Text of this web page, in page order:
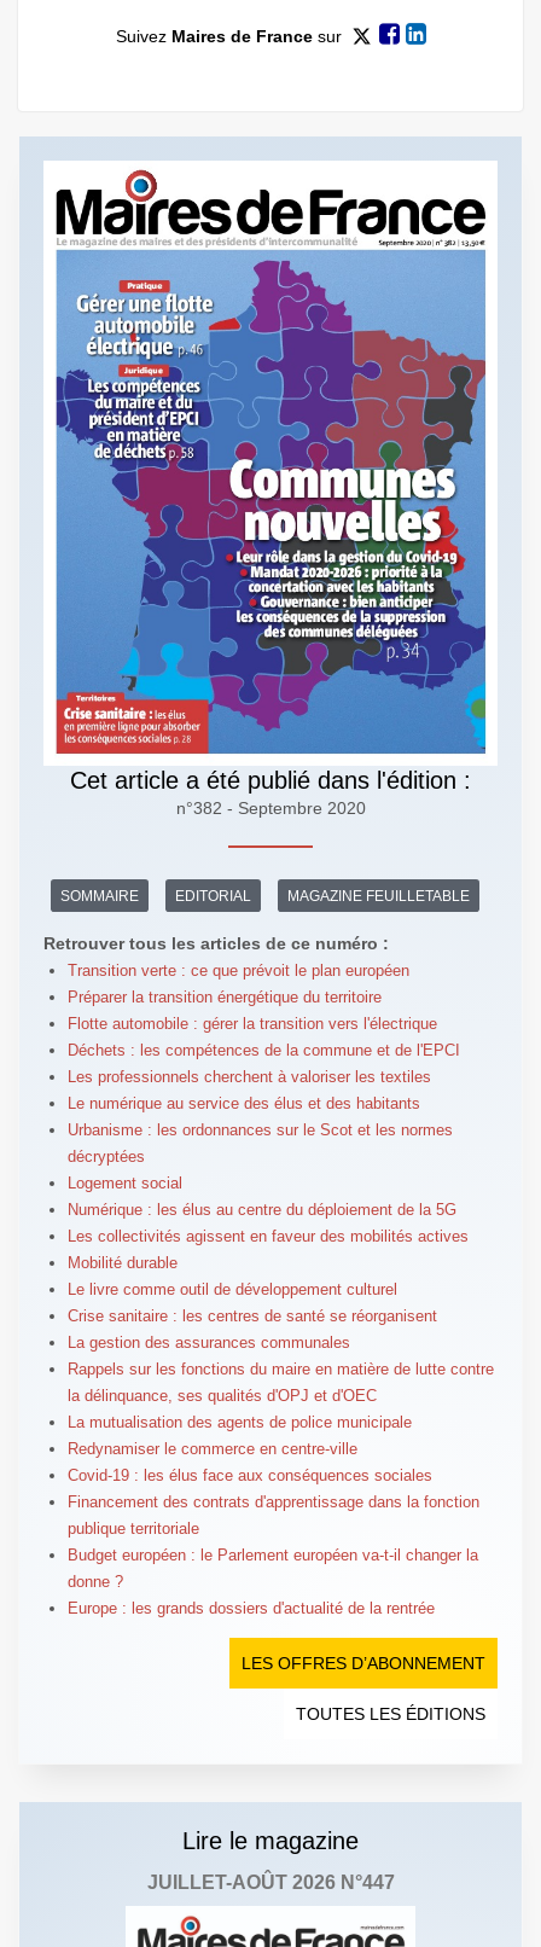
Suivez Maires de Francesur
Cet article a été publié dans l'édition :
n°382 - Septembre 2020
SOMMAIRE EDITORIAL MAGAZINE FEUILLETABLE
Retrouver tous les articles de ce numéro :
Transition verte : ce que prévoit le plan européen
Préparer la transition énergétique du territoire
Flotte automobile : gérer la transition vers l'électrique
Déchets : les compétences de la commune et de l'EPCI
Les professionnels cherchent à valoriser les textiles
Le numérique au service des élus et des habitants
Urbanisme : les ordonnances sur le Scot et les normes
décryptées
Logement social
Numérique : les élus au centre du déploiement de la 5G
Les collectivités agissent en faveur des mobilités actives
Mobilité durable
Le livre comme outil de développement culturel
Crise sanitaire : les centres de santé se réorganisent
La gestion des assurances communales
Rappels sur les fonctions du maire en matière de lutte contre
la délinquance, ses qualités d'OPJ et d'OEC
La mutualisation des agents de police municipale
Redynamiser le commerce en centre-ville
Covid-19 : les élus face aux conséquences sociales
Financement des contrats d'apprentissage dans la fonction
publique territoriale
Budget européen : le Parlement européen va-t-il changer la
donne ?
Europe : les grands dossiers d'actualité de la rentrée
LES OFFRES D’ABONNEMENT
TOUTES LES ÉDITIONS
Lire le magazine
JUILLET-AOÛT 2026 N°447